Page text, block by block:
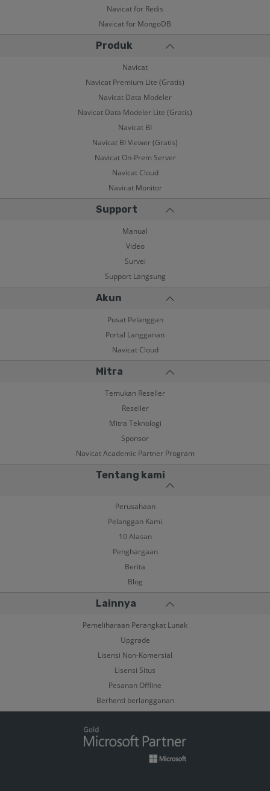
Navicat for Redis
Navicat for MongoDB
Produk
Navicat
Navicat Premium Lite (Gratis)
Navicat Data Modeler
Navicat Data Modeler Lite (Gratis)
Navicat BI
Navicat BI Viewer (Gratis)
Navicat On-Prem Server
Navicat Cloud
Navicat Monitor
Support
Manual
Video
Survei
Support Langsung
Akun
Pusat Pelanggan
Portal Langganan
Navicat Cloud
Mitra
Temukan Reseller
Reseller
Mitra Teknologi
Sponsor
Navicat Academic Partner Program
Tentang kami
Perusahaan
Pelanggan Kami
10 Alasan
Penghargaan
Berita
Blog
Lainnya
Pemeliharaan Perangkat Lunak
Upgrade
Lisensi Non-Komersial
Lisensi Situs
Pesanan Offline
Berhenti berlangganan